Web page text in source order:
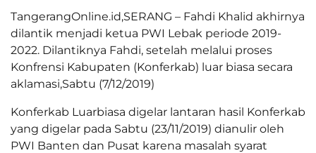
TangerangOnline.id,SERANG – Fahdi Khalid akhirnya
dilantik menjadi ketua PWI Lebak periode 2019-
2022. Dilantiknya Fahdi, setelah melalui proses
Konfrensi Kabupaten (Konferkab) luar biasa secara
aklamasi,Sabtu (7/12/2019)
Konferkab Luarbiasa digelar lantaran hasil Konferkab
yang digelar pada Sabtu (23/11/2019) dianulir oleh
PWI Banten dan Pusat karena masalah syarat